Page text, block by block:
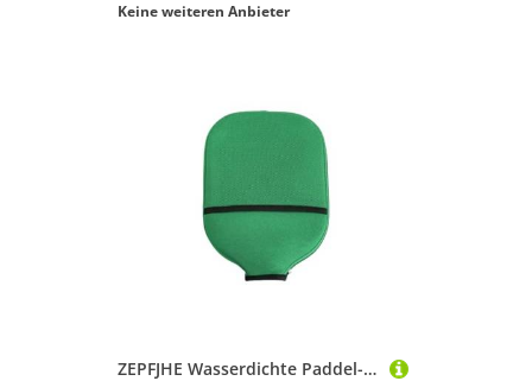
Keine weiteren Anbieter
ZEPFJHE Wasserdichte Paddel-Hülle, Pickleballs, Schlägertasche, Schlägerhülle, Neopren-Hüllen für Übungen, dauerhafte Schlägerhülle zum Üben